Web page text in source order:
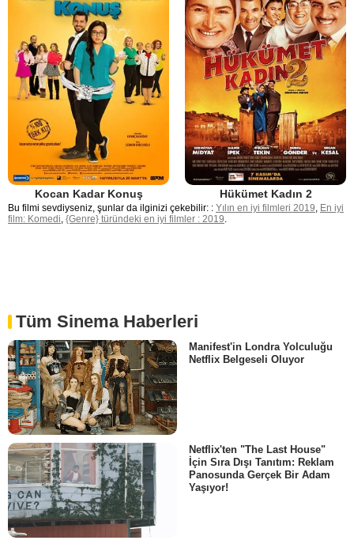
Kocan Kadar Konuş Hükümet Kadın 2
Bu filmi sevdiyseniz, şunlar da ilginizi çekebilir: : Yılın en iyi filmleri 2019 En iyi
film: Komedi {Genre} türündeki en iyi filmler : 2019
Tüm Sinema Haberleri
Manifest'in Londra Yolculuğu
Netflix Belgeseli Oluyor
Netflix'ten "The Last House"
İçin Sıra Dışı Tanıtım: Reklam
Panosunda Gerçek Bir Adam
Yaşıyor!